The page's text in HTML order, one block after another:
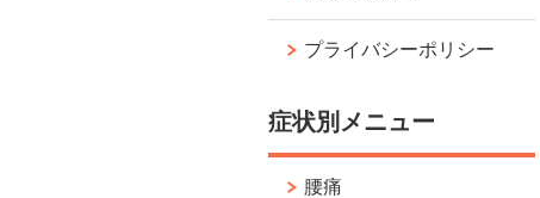
プライバシーポリシー
症状別メニュー
腰痛